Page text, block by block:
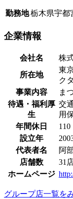
勤務地栃木県宇
企業情報
会社名
株
所在地
東
ク
事業内容
ま
待遇・福利厚
生
交
用
年間休日
110
設立年
代表者名
阿
店舗数
31
ホームページ
グループ店一覧を